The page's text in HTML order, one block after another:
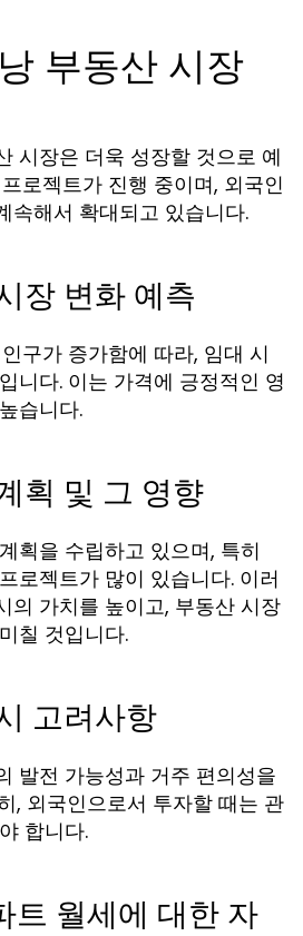
부동산 시장
시장은 더욱 성장할 것으로 예
로젝트가 진행 중이며, 외국인
속해서 확대되고 있습니다.
장 변화 예측
구가 증가함에 따라, 임대 시
니다. 이는 가격에 긍정적인 영
습니다.
획 및 그 영향
획을 수립하고 있으며, 특히
로젝트가 많이 있습니다. 이러
의 가치를 높이고, 부동산 시장
칠 것입니다.
고려사항
발전 가능성과 거주 편의성을
, 외국인으로서 투자할 때는 관
합니다.
트 월세에 대한 자